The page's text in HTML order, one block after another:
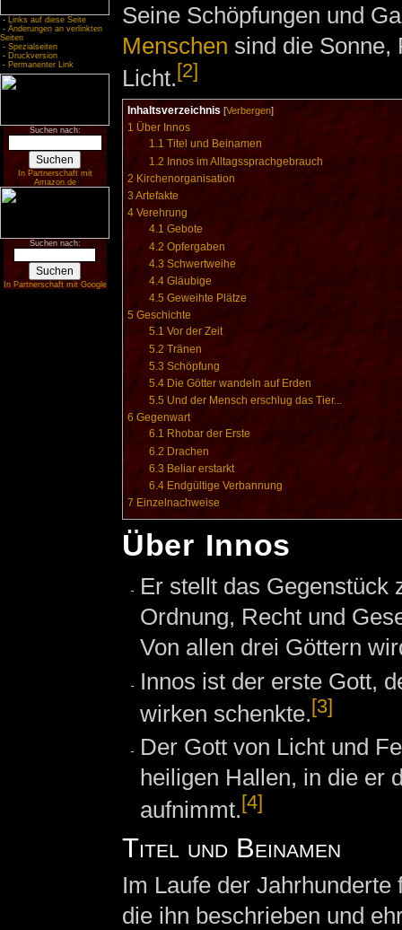
- Links auf diese Seite
- Änderungen an verlinkten
Seiten
- Spezialseiten
- Druckversion
- Permanenter Link
Suchen nach:
In Partnerschaft mit
Amazon.de
Suchen nach:
In Partnerschaft mit Google
Seine Schöpfungen und
Menschen sind die Sonne,
Licht.[2]
Inhaltsverzeichnis [Verbergen]
1 Über Innos
1.1 Titel und Beinamen
1.2 Innos im Alltagssprachgebrauch
2 Kirchenorganisation
3 Artefakte
4 Verehrung
4.1 Gebote
4.2 Opfergaben
4.3 Schwertweihe
4.4 Gläubige
4.5 Geweihte Plätze
5 Geschichte
5.1 Vor der Zeit
5.2 Tränen
5.3 Schöpfung
5.4 Die Götter wandeln auf Erden
5.5 Und der Mensch erschlug das Tier...
6 Gegenwart
6.1 Rhobar der Erste
6.2 Drachen
6.3 Beliar erstarkt
6.4 Endgültige Verbannung
7 Einzelnachweise
Über Innos
Er stellt das
Ordnung, Recht und
Von allen drei Göttern
Innos ist der erste Gott,
wirken schenkte.[3]
Der Gott von Licht und
heiligen Hallen, in die er
aufnimmt. [4]
Titel und Beinamen
Im Laufe der
die ihn beschrieben und